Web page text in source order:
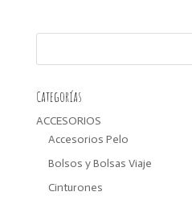
Categorías
ACCESORIOS
Accesorios Pelo
Bolsos y Bolsas Viaje
Cinturones